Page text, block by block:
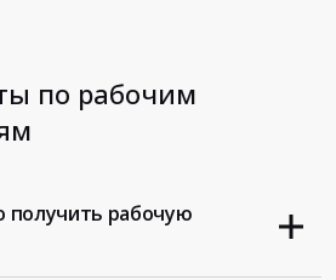
по рабочим
получить рабочую